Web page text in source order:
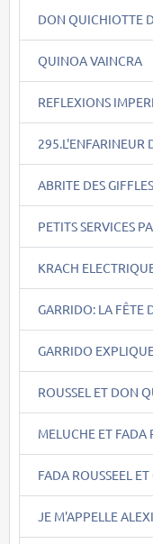
DON QUICHIOTTE
QUINOA VAINCRA
REFLEXIONS
295.L'ENFARINEUR
ABRITE DES GIFFLES
PETITS SERVICES
KRACH
GARRIDO: LA FÊTE
GARRIDO
ROUSSEL ET DON
MELUCHE ET FADA
FADA ROUSSEEL
JE M'APPELLE